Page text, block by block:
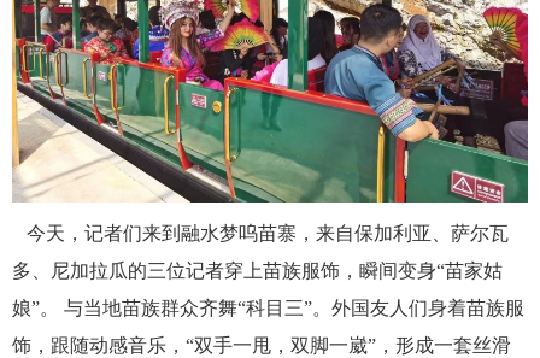
今天，记者们来到融水梦呜苗寨，来自保加利亚、萨尔瓦
多、尼加拉瓜的三位记者穿上苗族服饰，瞬间变身“苗家姑
娘”。
与当地苗族群众齐舞“科目三”。外国友人们身着苗族服
饰，跟随动感音乐，“双手一甩，双脚一崴”，形成一套丝滑